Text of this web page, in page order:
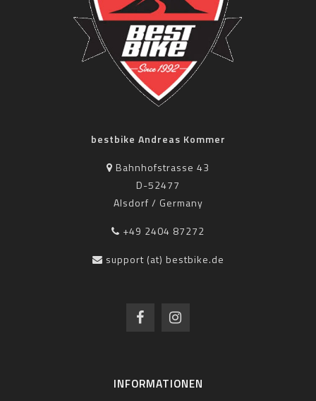
bestbike Andreas Kommer
Bahnhofstrasse 43
D-52477
Alsdorf / Germany
+49 2404 87272
support (at) bestbike.de
INFORMATIONEN